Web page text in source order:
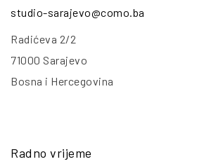
studio-sarajevo@como.ba
Radićeva 2/2
71000 Sarajevo
Bosna i Hercegovina
Radno vrijeme